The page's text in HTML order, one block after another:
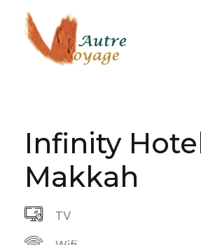
Infinity
Makkah
TV